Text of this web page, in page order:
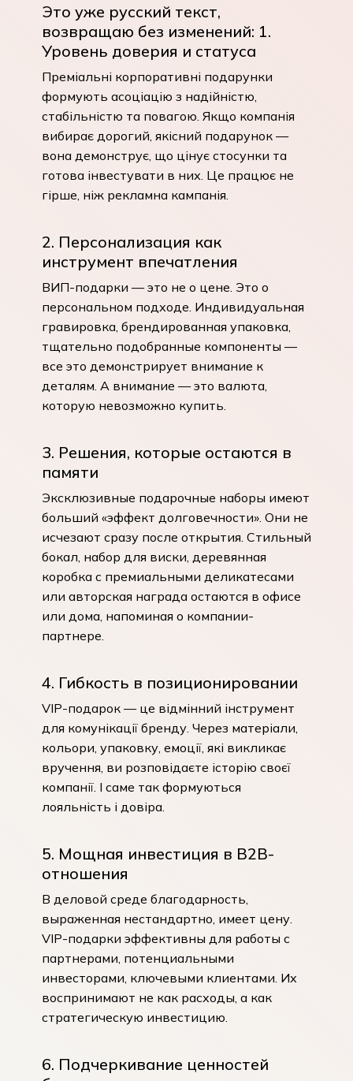
Это уже русский текст,
возвращаю без изменений: 1.
Уровень доверия и статуса
Преміальні корпоративні подарунки
формують асоціацію з надійністю,
стабільністю та повагою. Якщо компанія
вибирає дорогий, якісний подарунок —
вона демонструє, що цінує стосунки та
готова інвестувати в них. Це працює не
гірше, ніж рекламна кампанія.
2. Персонализация как
инструмент впечатления
ВИП-подарки — это не о цене. Это о
персональном подходе. Индивидуальная
гравировка, брендированная упаковка,
тщательно подобранные компоненты —
все это демонстрирует внимание к
деталям. А внимание — это валюта,
которую невозможно купить.
3. Решения, которые остаются в
памяти
Эксклюзивные подарочные наборы имеют
больший «эффект долговечности». Они не
исчезают сразу после открытия. Стильный
бокал, набор для виски, деревянная
коробка с премиальными деликатесами
или авторская награда остаются в офисе
или дома, напоминая о компании-
партнере.
4. Гибкость в позиционировании
VIP-подарок — це відмінний інструмент
для комунікації бренду. Через матеріали,
кольори, упаковку, емоції, які викликає
вручення, ви розповідаєте історію своєї
компанії. І саме так формуються
лояльність і довіра.
5. Мощная инвестиция в B2B-
отношения
В деловой среде благодарность,
выраженная нестандартно, имеет цену.
VIP-подарки эффективны для работы с
партнерами, потенциальными
инвесторами, ключевыми клиентами. Их
воспринимают не как расходы, а как
стратегическую инвестицию.
6. Подчеркивание ценностей